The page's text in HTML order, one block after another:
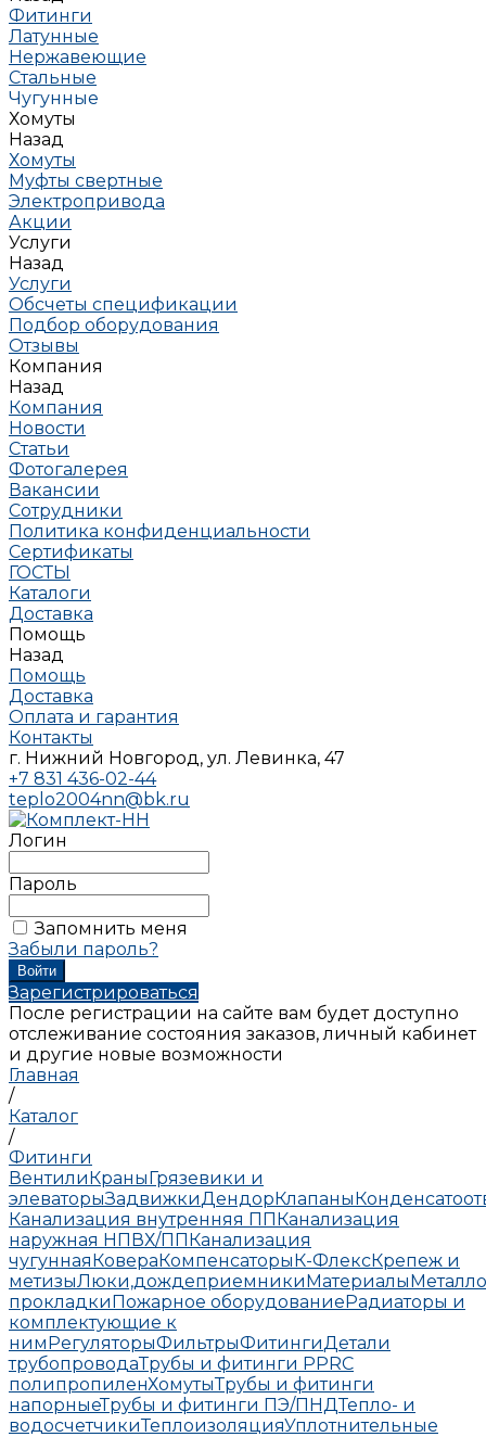
Фитинги
Латунные
Нержавеющие
Стальные
Чугунные
Хомуты
Назад
Хомуты
Муфты свертные
Электропривода
Акции
Услуги
Назад
Услуги
Обсчеты спецификации
Подбор оборудования
Отзывы
Компания
Назад
Компания
Новости
Статьи
Фотогалерея
Вакансии
Сотрудники
Политика конфиденциальности
Сертификаты
ГОСТЫ
Каталоги
Доставка
Помощь
Назад
Помощь
Доставка
Оплата и гарантия
Контакты
г. Нижний Новгород, ул. Левинка, 47
+7 831 436-02-44
teplo2004nn@bk.ru
Логин
Пароль
Запомнить меня
Забыли пароль?
Зарегистрироваться
После регистрации на сайте вам будет доступно
отслеживание состояния заказов, личный кабинет
и другие новые возможности
Главная
/
Каталог
/
Фитинги
ВентилиКраныГрязевики и
элеваторыЗадвижкиДендорКлапаны
Канализация внутренняя ППКанализация
наружная НПВХ/ППКанализация
чугуннаяКовераКомпенсаторыК-ФлексКрепеж и
метизыЛюки,дождеприемникиМатериалы
прокладкиПожарное оборудованиеРадиаторы и
комплектующие к
нимРегуляторыФильтрыФитингиДетали
трубопроводаТрубы и фитинги PPRC
полипропиленХомутыТрубы и фитинги
напорныеТрубы и фитинги ПЭ/ПНДТепло- и
водосчетчикиТеплоизоляцияУплотнительные